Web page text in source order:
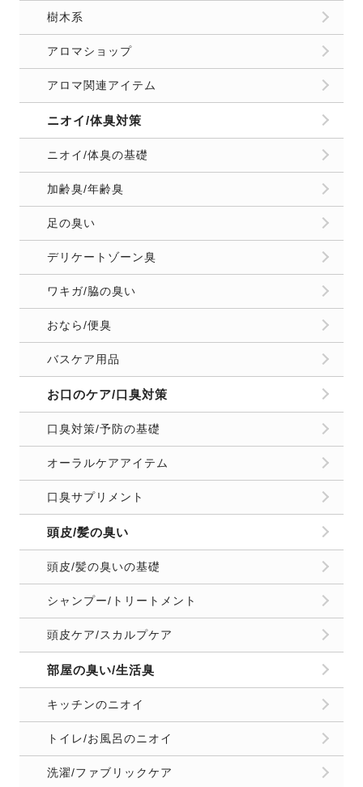
樹木系
アロマショップ
アロマ関連アイテム
ニオイ/体臭対策
ニオイ/体臭の基礎
加齢臭/年齢臭
足の臭い
デリケートゾーン臭
ワキガ/脇の臭い
おなら/便臭
バスケア用品
お口のケア/口臭対策
口臭対策/予防の基礎
オーラルケアアイテム
口臭サプリメント
頭皮/髪の臭い
頭皮/髪の臭いの基礎
シャンプー/トリートメント
頭皮ケア/スカルプケア
部屋の臭い/生活臭
キッチンのニオイ
トイレ/お風呂のニオイ
洗濯/ファブリックケア